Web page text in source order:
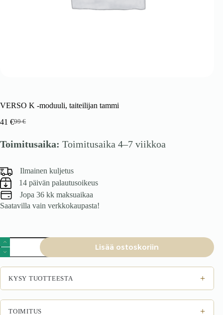
VERSO K -moduuli, taiteilijan tammi
99€
Alkuperäinen
oli:
41 €Nykyinen
on:
Toimitusaika: Toimitusaika 4–7 viikkoa
Ilmainen kuljetus
14 päivän palautusoikeus
Jopa 36 kk maksuaikaa
Saatavilla vain verkkokaupasta!
VERSO
K
-
moduuli,
taiteilijan
tammi
määrä
Lisää ostoskoriin
KYSY TUOTTEESTA +
TOIMITUS +